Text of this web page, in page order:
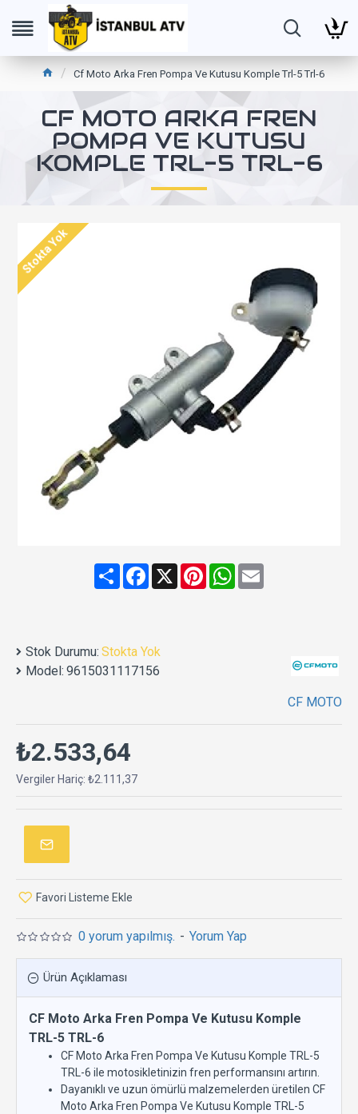
Cf Moto Arka Fren Pompa Ve Kutusu Komple Trl-5 Trl-6
CF MOTO ARKA FREN
POMPA VE KUTUSU
KOMPLE TRL-5 TRL-6
Stokta Yok
ShareFacebook
X PinterestWhatsApp
Email
Stok Durumu: Stokta Yok
Model: 9615031117156
CF MOTO
0 yorum yapılmış. - Yorum Yap
₺2.533,64
Vergiler Hariç: ₺2.111,37
Favori Listeme Ekle
Ürün Açıklaması
CF Moto Arka Fren Pompa Ve Kutusu Komple
TRL-5 TRL-6
CF Moto Arka Fren Pompa Ve Kutusu Komple TRL-5
TRL-6 ile motosikletinizin fren performansını artırın.
Dayanıklı ve uzun ömürlü malzemelerden üretilen CF
Moto Arka Fren Pompa Ve Kutusu Komple TRL-5